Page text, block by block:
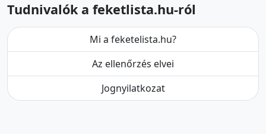
Tudnivalók a feketlista.hu-ról
Mi a feketelista.hu?
Az ellenőrzés elvei
Jognyilatkozat